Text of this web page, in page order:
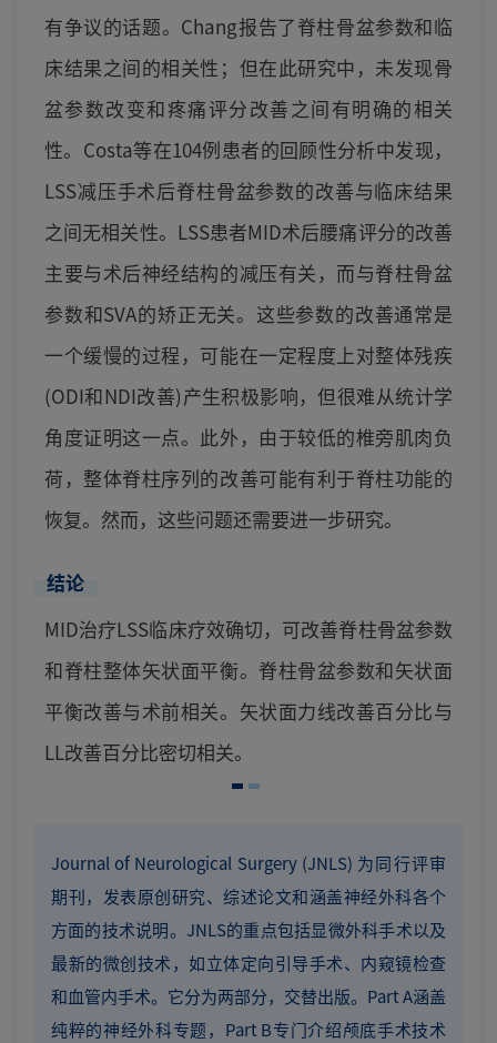
有争议的话题。Chang报告了脊柱骨盆参数和临
床结果之间的相关性；但在此研究中，未发现骨
盆参数改变和疼痛评分改善之间有明确的相关
性。Costa等在104例患者的回顾性分析中发现，
LSS减压手术后脊柱骨盆参数的改善与临床结果
之间无相关性。LSS患者MID术后腰痛评分的改善
主要与术后神经结构的减压有关，而与脊柱骨盆
参数和SVA的矫正无关。这些参数的改善通常是
一个缓慢的过程，可能在一定程度上对整体残疾
(ODI和NDI改善)产生积极影响，但很难从统计学
角度证明这一点。此外，由于较低的椎旁肌肉负
荷，整体脊柱序列的改善可能有利于脊柱功能的
恢复。然而，这些问题还需要进一步研究。
结论
MID治疗LSS临床疗效确切，可改善脊柱骨盆参数
和脊柱整体矢状面平衡。脊柱骨盆参数和矢状面
平衡改善与术前相关。矢状面力线改善百分比与
LL改善百分比密切相关。
Journal of Neurological Surgery (JNLS) 为同行评审
期刊，发表原创研究、综述论文和涵盖神经外科各个
方面的技术说明。JNLS的重点包括显微外科手术以及
最新的微创技术，如立体定向引导手术、内窥镜检查
和血管内手术。它分为两部分，交替出版。Part A涵盖
纯粹的神经外科专题，Part B专门介绍颅底手术技术